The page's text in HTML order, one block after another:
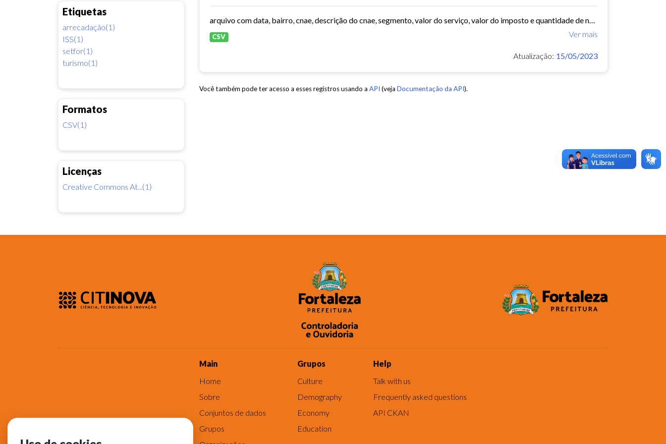
Etiquetas
arrecadação(1)
ISS(1)
setfor(1)
turismo(1)
Formatos
CSV(1)
Licenças
Creative Commons At...(1)
arquivo com data, bairro, cnae, descrição do cnae, segmento, valor do serviço, valor do imposto e quantidade de notas. Série histórica desde 2015. Vide dashboard no site do...
Ver mais
CSV
Atualização: 15/05/2023
Você também pode ter acesso a esses registros usando a API (veja Documentação da API).
Main
Home
Sobre
Conjuntos de dados
Grupos
Grupos
Culture
Demography
Economy
Education
Help
Talk with us
Frequently asked questions
API CKAN